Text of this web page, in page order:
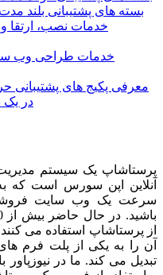
بسته های پشتیبانی بلند
خدمات نصب، ارتقا
خدمات طراحی وب
معرفی پکیج های پشتیبانی
در یک
پرستاشاپ یک سیستم
آنلاین اپن سورس است که
سرعت یک وب سایت
از پرستاشاپ استفاده می
آن را به یکی از پلت فرم
تبدیل می کند. ما در